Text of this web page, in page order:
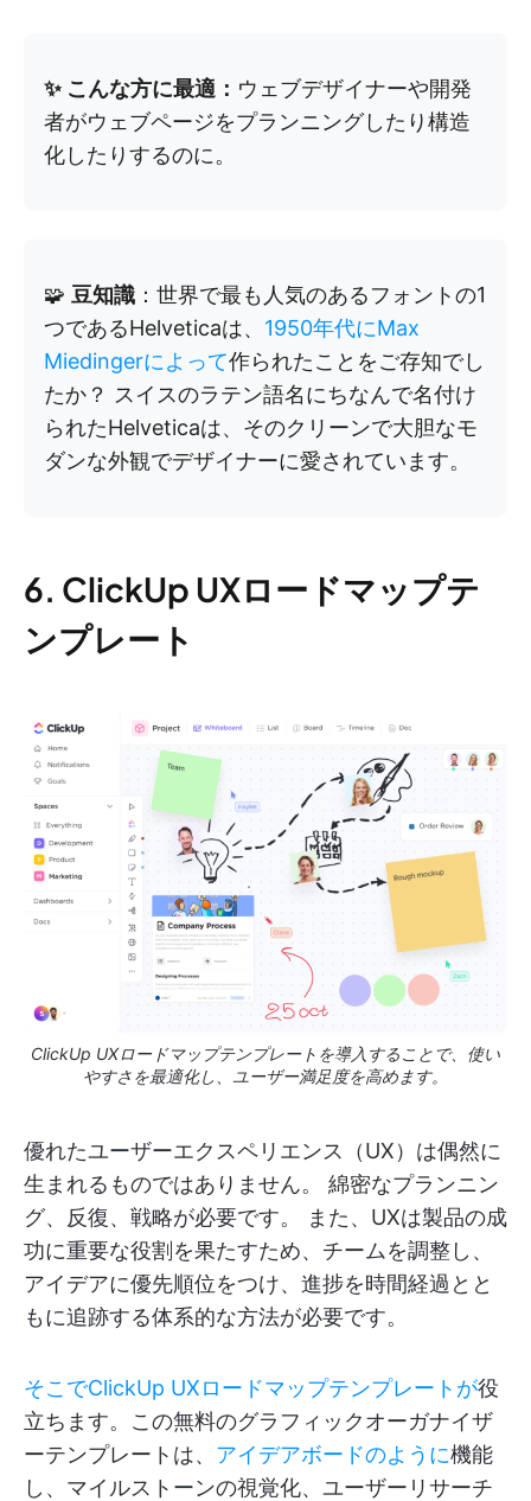
✨ こんな方に最適： ウェブデザイナーや開発
者がウェブページをプランニングしたり構造
化したりするのに。
🧩 豆知識 ：世界で最も人気のあるフォントの1
つであるHelveticaは、 1950年代にMax
Miedingerによって作られたことをご存知でし
たか？ スイスのラテン語名にちなんで名付け
られたHelveticaは、そのクリーンで大胆なモ
ダンな外観でデザイナーに愛されています。
6. ClickUp UXロードマップテ
ンプレート
ClickUp UXロードマップテンプレートを導入することで、使い
やすさを最適化し、ユーザー満足度を高めます。
優れたユーザーエクスペリエンス（UX）は偶然に
生まれるものではありません。 綿密なプランニン
グ、反復、戦略が必要です。 また、UXは製品の成
功に重要な役割を果たすため、チームを調整し、
アイデアに優先順位をつけ、進捗を時間経過とと
もに追跡する体系的な方法が必要です。
そこでClickUp UXロードマップテンプレートが役
立ちます。この無料のグラフィックオーガナイザ
ーテンプレートは、 アイデアボードのように機能
し、マイルストーンの視覚化、ユーザーリサーチ